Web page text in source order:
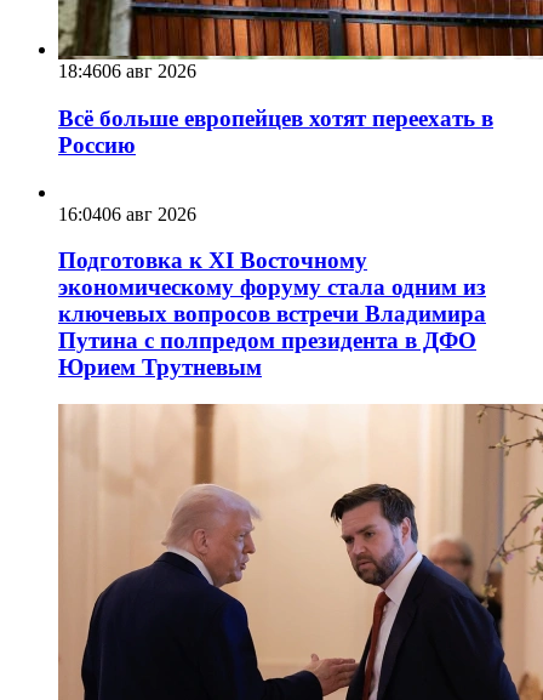
18:4606 авг 2026
Всё больше европейцев хотят переехать в
Россию
16:0406 авг 2026
Подготовка к XI Восточному
экономическому форуму стала одним из
ключевых вопросов встречи Владимира
Путина с полпредом президента в ДФО
Юрием Трутневым